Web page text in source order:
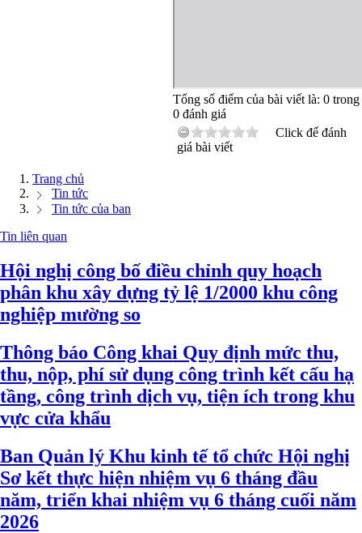
Tổng số điểm của bài viết là: 0 trong
0 đánh giá
Click để đánh
giá bài viết
Trang chủ
Tin tức
Tin tức của ban
Tin liên quan
Hội nghị công bố điều chỉnh quy hoạch
phân khu xây dựng tỷ lệ 1/2000 khu công
nghiệp mường so
Thông báo Công khai Quy định mức thu,
thu, nộp, phí sử dụng công trình kết cấu hạ
tầng, công trình dịch vụ, tiện ích trong khu
vực cửa khẩu
Ban Quản lý Khu kinh tế tổ chức Hội nghị
Sơ kết thực hiện nhiệm vụ 6 tháng đầu
năm, triển khai nhiệm vụ 6 tháng cuối năm
2026